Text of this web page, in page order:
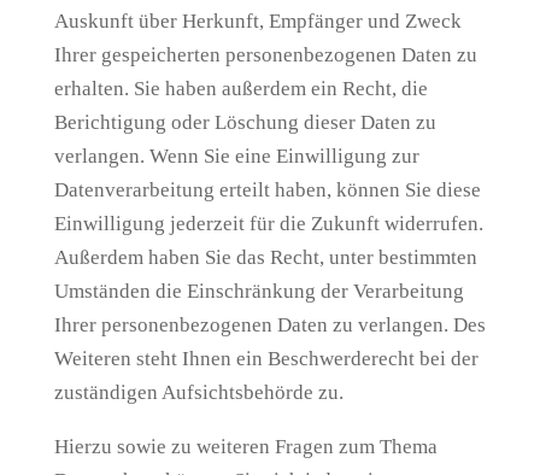
Auskunft über Herkunft, Empfänger und Zweck
Ihrer gespeicherten personenbezogenen Daten zu
erhalten. Sie haben außerdem ein Recht, die
Berichtigung oder Löschung dieser Daten zu
verlangen. Wenn Sie eine Einwilligung zur
Datenverarbeitung erteilt haben, können Sie diese
Einwilligung jederzeit für die Zukunft widerrufen.
Außerdem haben Sie das Recht, unter bestimmten
Umständen die Einschränkung der Verarbeitung
Ihrer personenbezogenen Daten zu verlangen. Des
Weiteren steht Ihnen ein Beschwerderecht bei der
zuständigen Aufsichtsbehörde zu.
Hierzu sowie zu weiteren Fragen zum Thema